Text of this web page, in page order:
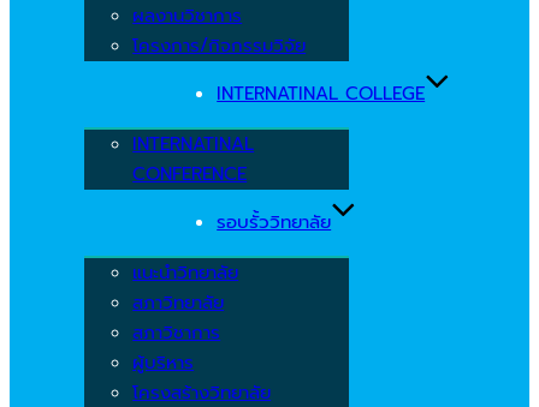
ผลงานวิชาการ
โครงการ/กิจกรรมวิจัย
INTERNATINAL COLLEGE
INTERNATINAL
CONFERENCE
รอบรั้ววิทยาลัย
แนะนำวิทยาลัย
สภาวิทยาลัย
สภาวิชาการ
ผู้บริหาร
โครงสร้างวิทยาลัย